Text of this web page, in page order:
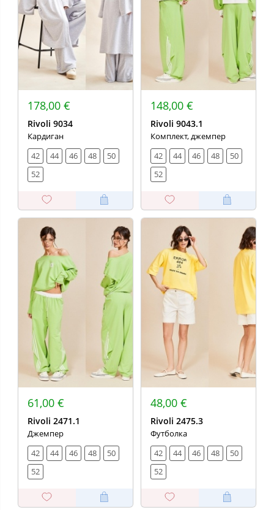
178,00 €
Rivoli 9034
Кардиган
42
44 46 48
50
52
148,00 €
Rivoli 9043.1
Комплект, джемпер
42
44 46 48
50
52
61,00 €
Rivoli 2471.1
Джемпер
42
44 46 48
50
52
48,00 €
Rivoli 2475.3
Футболка
42
44 46 48
50
52